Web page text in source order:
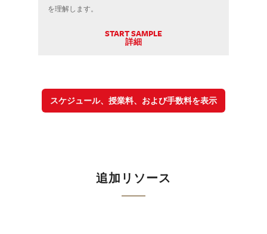
を理解します。
START SAMPLE
詳細
スケジュール、授業料、および手数料を表示
追加リソース